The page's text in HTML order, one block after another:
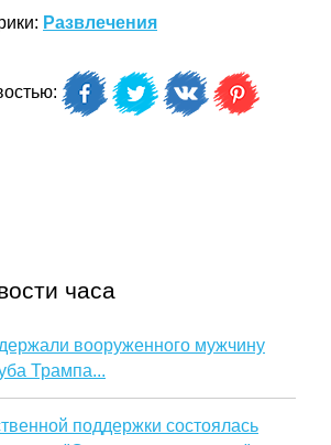
Развлечения
часа
вооруженного мужчину
Трампа...
поддержки состоялась